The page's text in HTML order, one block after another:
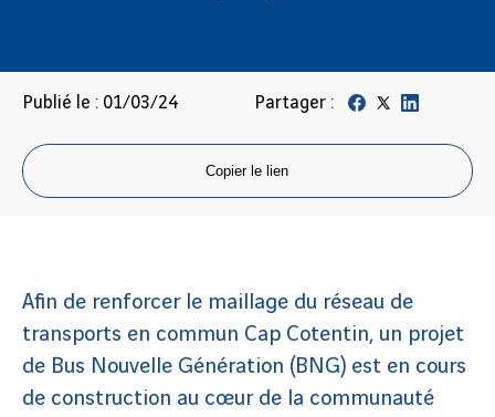
Publié le : 01/03/24 Partager :
Copier le lien
Afin de renforcer le maillage du réseau de
transports en commun Cap Cotentin, un projet
de Bus Nouvelle Génération (BNG) est en cours
de construction au cœur de la communauté